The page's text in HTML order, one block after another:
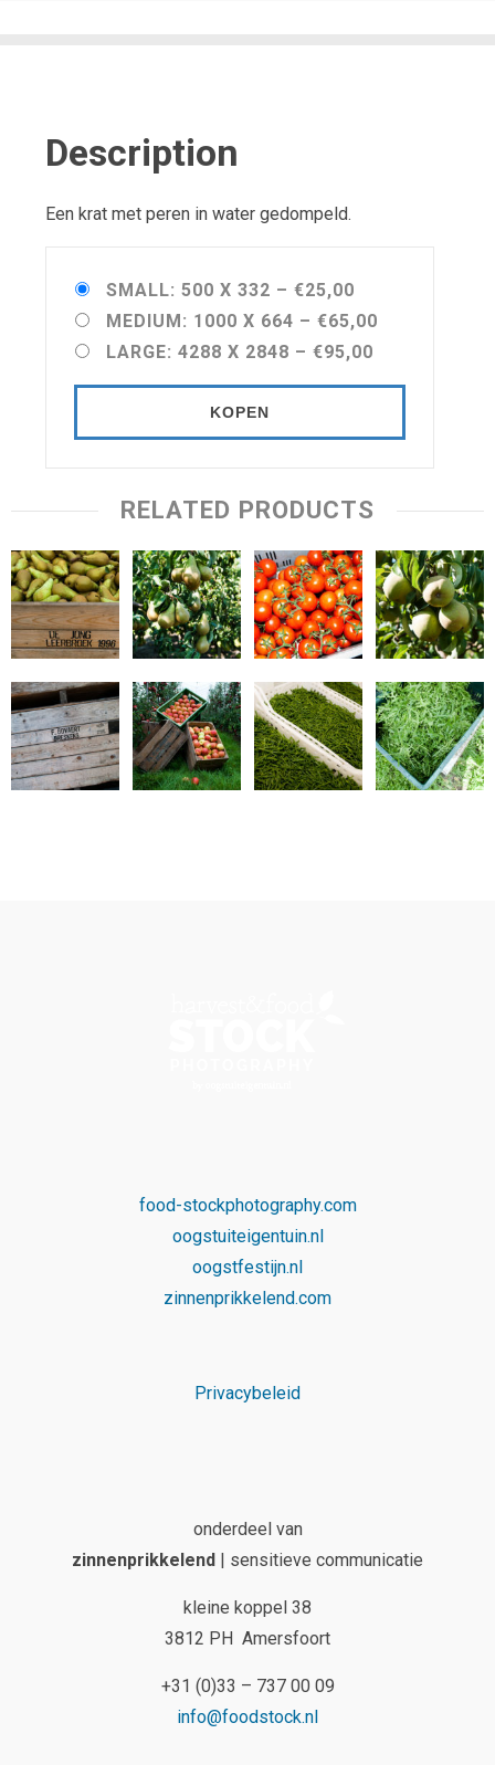
Description
Een krat met peren in water gedompeld.
SMALL: 500 X 332 – €25,00
MEDIUM: 1000 X 664 – €65,00
LARGE: 4288 X 2848 – €95,00
KOPEN
RELATED PRODUCTS
food-stockphotography.com
oogstuiteigentuin.nl
oogstfestijn.nl
zinnenprikkelend.com
Privacybeleid
onderdeel van
zinnenprikkelend
| sensitieve communicatie
kleine koppel 38
3812 PH Amersfoort
+31 (0)33 – 737 00 09
info@foodstock.nl